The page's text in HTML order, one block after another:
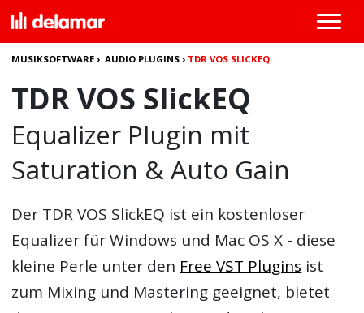
MUSIKSOFTWARE ›AUDIO PLUGINS › TDR VOS SLICKEQ
TDR VOS SlickEQ
Equalizer Plugin mit
Saturation & Auto Gain
Der TDR VOS SlickEQ ist ein kostenloser
Equalizer für Windows und Mac OS X - diese
kleine Perle unter den Free VST Plugins ist
zum Mixing und Mastering geeignet, bietet